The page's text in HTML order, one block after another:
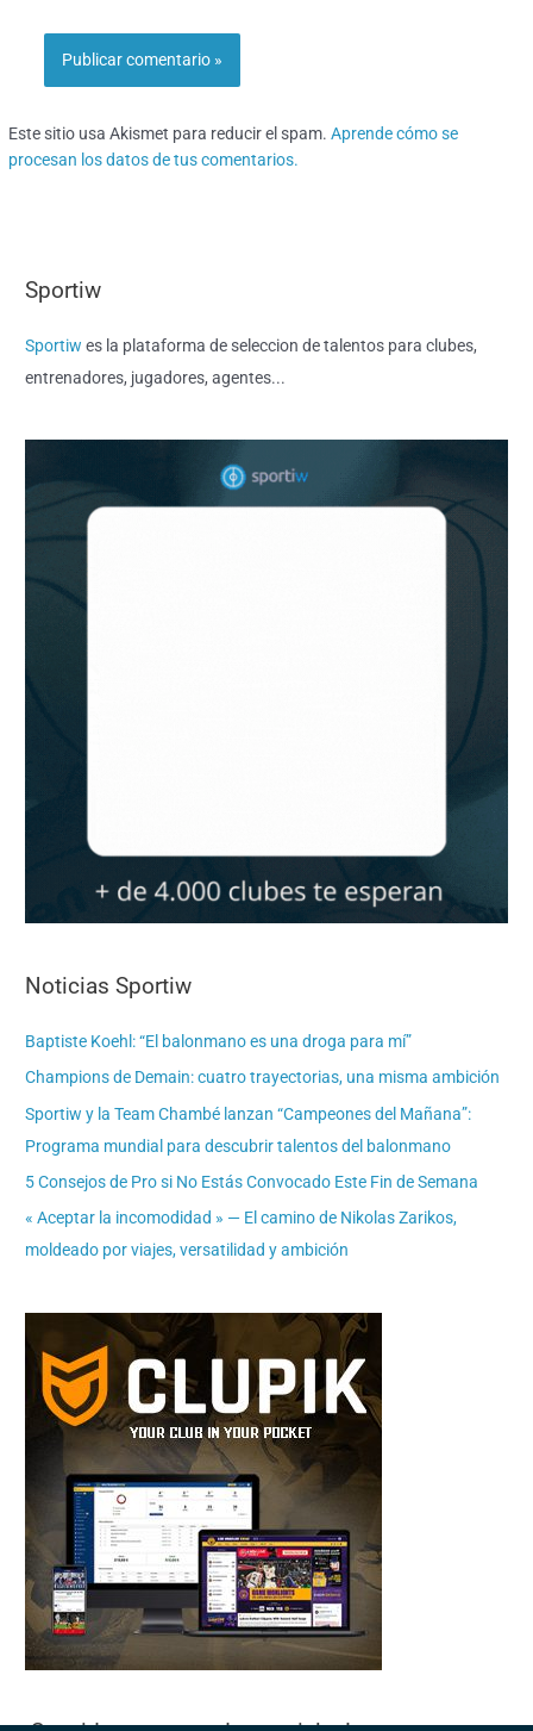
Este sitio usa Akismet para reducir el spam.Aprende cómo se
procesan los datos de tus comentarios.
Sportiw
Sportiwes la plataforma de seleccion de talentos para clubes,
entrenadores, jugadores, agentes...
Noticias Sportiw
Baptiste Koehl: “El balonmano es una droga para mí”
Champions de Demain: cuatro trayectorias, una misma ambición
Sportiw y la Team Chambé lanzan “Campeones del Mañana”:
Programa mundial para descubrir talentos del balonmano
5 Consejos de Pro si No Estás Convocado Este Fin de Semana
« Aceptar la incomodidad » — El camino de Nikolas Zarikos,
moldeado por viajes, versatilidad y ambición